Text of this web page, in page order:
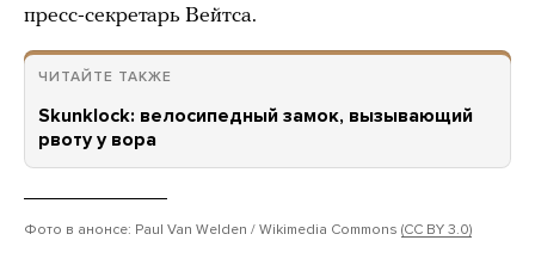
пресс-секретарь Вейтса.
ЧИТАЙТЕ ТАКЖЕ
Skunklock: велосипедный замок, вызывающий
рвоту у вора
Фото в анонсе: Paul Van Welden / Wikimedia Commons (CC BY 3.0)